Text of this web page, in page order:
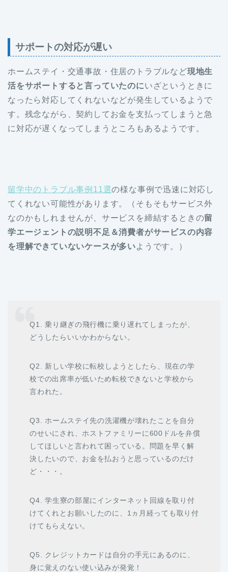
サポートの対応が遅い
ホームステイ・交通事故・住居のトラブルなど現地生
活をサポートすると言っていたのにいざというときに
なったら対応してくれないなどが発生しているようで
す。残念ながら、契約してお金を支払ってしまうと急
に対応が遅くなってしまうところもあるようです。
留学中のトラブル事例11選の様な事例で迅速に対応し
てくれない可能性があります。（そもそもサービス外
なのかもしれませんが、サービスを締結するときの留
学エージェントの説明不足＆消費者がサービスの内容
を理解できていないケースが多いようです。）
Q1. 乗り継ぎの飛行機に乗り遅れてしまったが、
どうしたらいいかわからない。
Q2. 新しい学校に転校しようとしたら、現在の学
校での出席率が低いため転校できないと学校から
言われた。
Q3. ホームステイ先の洗濯機が壊れたことを自分
のせいにされ、ホストファミリーに600ドルを弁償
してほしいと言われて困っている。問題を早く解
決したいので、お金を払おうと思っているのだけ
ど・・・。
Q4. 学生寮の部屋にインターネット回線を取り付
けてくれとお願いしたのに、1ヵ月経っても取り付
けてもらえない。
Q5. クレジットカードは自分の手元にあるのに、
身に覚えのない使い込みが発覚！